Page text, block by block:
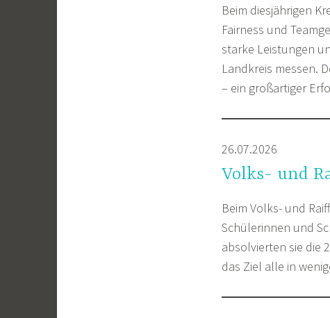
Beim diesjährigen
Fairness und
starke Leistungen
Landkreis messen.
– ein großartiger
26.07.2026
Volks- und
Beim Volks- und
Schülerinnen und
absolvierten sie die
das Ziel alle in